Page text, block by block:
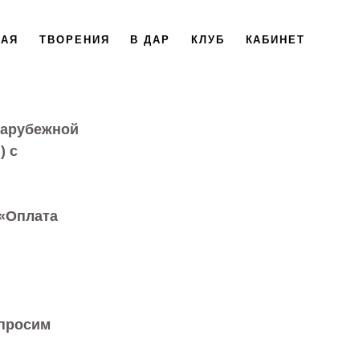
ТВОРЕНИЯ В ДАР КЛУБ КАБИНЕТ
с